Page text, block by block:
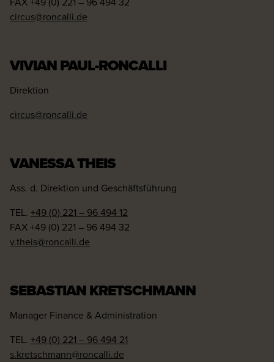
circus@roncalli.de
VIVIAN PAUL-RONCALLI
Direktion
circus@roncalli.de
VANESSA THEIS
Ass. d. Direktion und Geschäftsführung
TEL. +49 (0) 221 – 96 494 12
FAX +49 (0) 221 – 96 494 32
v.theis@roncalli.de
SEBASTIAN KRETSCHMANN
Manager Finance & Administration
TEL. +49 (0) 221 – 96 494 21
s.kretschmann@roncalli.de